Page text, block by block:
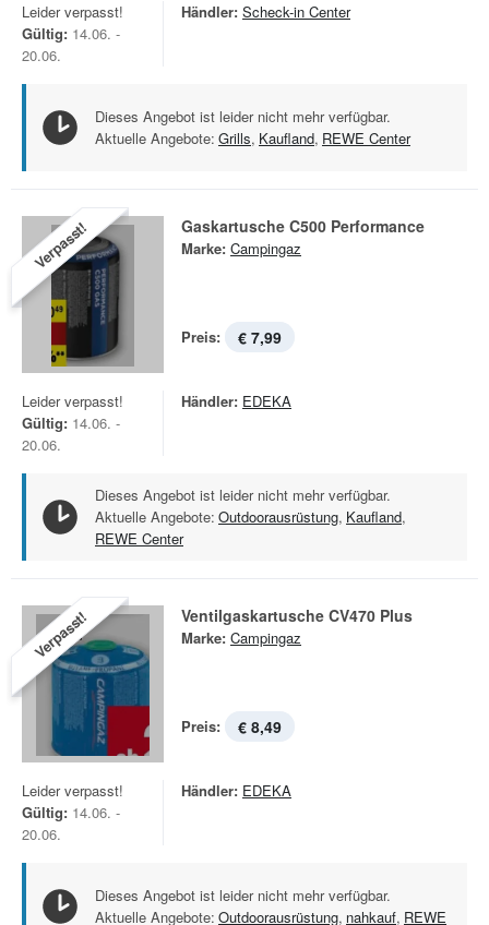
Leider verpasst!
Gültig: 14.06. -
20.06.
Händler: Scheck-in Center
Dieses Angebot ist leider nicht mehr verfügbar.
Aktuelle Angebote: Grills, Kaufland, REWE Center
Verpasst! Gaskartusche C500 Performance
Marke: Campingaz
Preis: € 7,99
Leider verpasst!
Gültig: 14.06. -
20.06.
Händler: EDEKA
Dieses Angebot ist leider nicht mehr verfügbar.
Aktuelle Angebote: Outdoorausrüstung, Kaufland,
REWE Center
Verpasst! Ventilgaskartusche CV470 Plus
Marke: Campingaz
Preis: € 8,49
Leider verpasst!
Gültig: 14.06. -
20.06.
Händler: EDEKA
Dieses Angebot ist leider nicht mehr verfügbar.
Aktuelle Angebote: Outdoorausrüstung, nahkauf, REWE